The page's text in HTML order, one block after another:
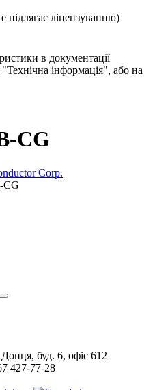
ліцензуванню)
в документації
інформація", або на
CG
Corp.
CG
буд. 6, офіс 612
427-77-28